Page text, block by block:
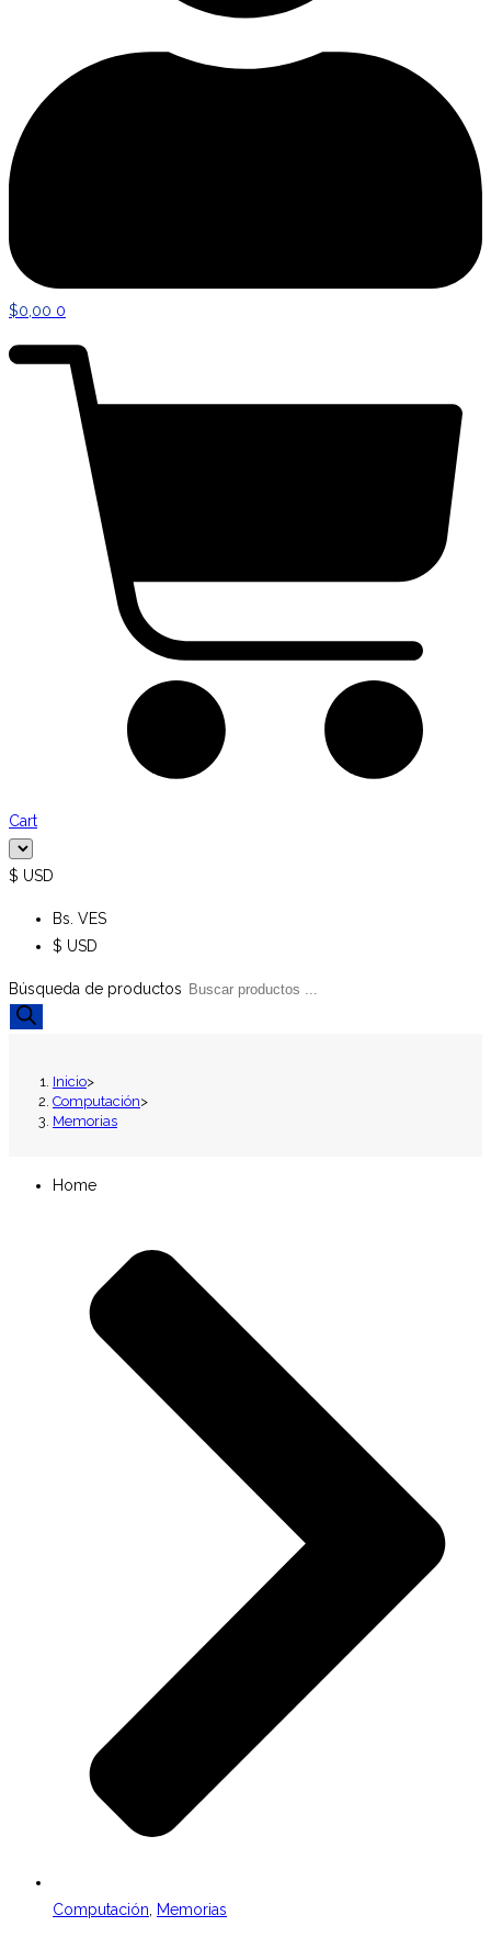
$0,00 0
Cart
$ USD
Bs. VES
$ USD
Búsqueda de productos
Inicio>
Computación>
Memorias
Home
Computación, Memorias